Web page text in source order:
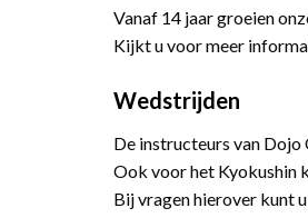
Vanaf 14 jaar groeien
Kijkt u voor meer
Wedstrijden
De instructeurs van Dojo
Ook voor het Kyokushin
Bij vragen hierover kunt